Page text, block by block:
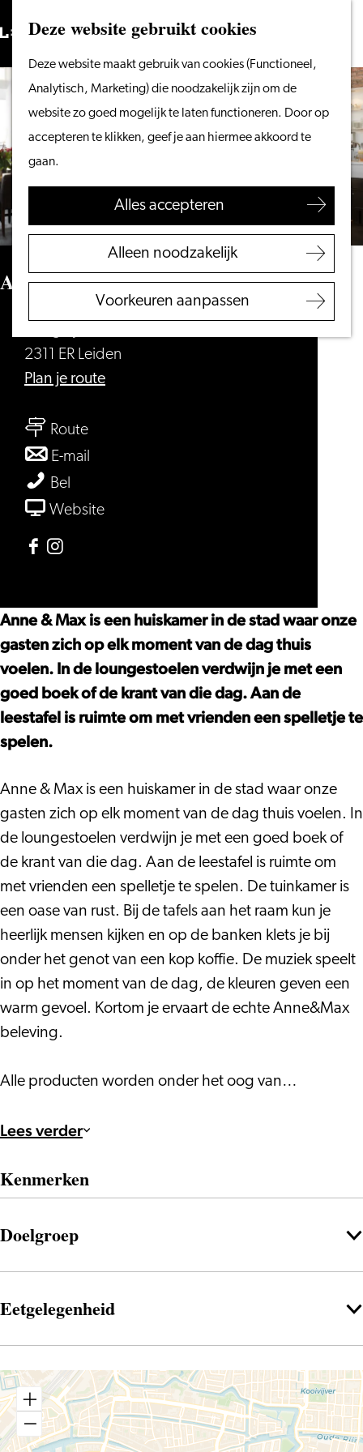
Deze website gebruikt cookies
Deze website maakt gebruik van cookies (Functioneel,
Analytisch, Marketing) die noodzakelijk zijn om de
website zo goed mogelijk te laten functioneren. Door op
accepteren te klikken, geef je aan hiermee akkoord te
gaan.
Alles accepteren
Alleen noodzakelijk
Voorkeuren aanpassen
Ga
naar
homepage
Menu
ZoekenVanaf het water
wandelen
Winkelen
Eten & drinken
Met kinderen
VVV Leiden
Bereikbaarheid
Regio Leiden
Zoeken
Anne & Max Leiden
2311 ER Leiden
Plan je routenaar
Routenaar
Anne
Max
E-mail
&
Bel
&
Websitevan
Leiden
Facebook
&
Max
Leiden
Instagram
&
Max
Leiden
Anne & Max is een huiskamer in de stad waar onze
gasten zich op elk moment van de dag thuis
voelen. In de loungestoelen verdwijn je met een
goed boek of de krant van die dag. Aan de
leestafel is ruimte om met vrienden een spelletje te
spelen.
Anne & Max is een huiskamer in de stad waar onze
gasten zich op elk moment van de dag thuis voelen. In
de loungestoelen verdwijn je met een goed boek of
de krant van die dag. Aan de leestafel is ruimte om
met vrienden een spelletje te spelen. De tuinkamer is
een oase van rust. Bij de tafels aan het raam kun je
heerlijk mensen kijken en op de banken klets je bij
onder het genot van een kop koffie. De muziek speelt
in op het moment van de dag, de kleuren geven een
warm gevoel. Kortom je ervaart de echte Anne&Max
beleving.
Alle producten worden onder het oog van…
Lees verder
Kenmerken
Doelgroep
Eetgelegenheid